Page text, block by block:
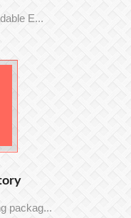
E...
packag...